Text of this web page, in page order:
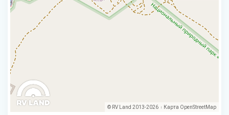
© RV Land 2013-2026 | Карта OpenStreetMap